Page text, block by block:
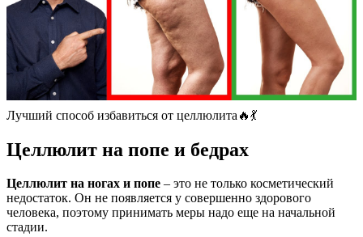
Лучший способ избавиться от целлюлита🔥💃
Целлюлит на попе и бедрах
Целлюлит на ногах и попе – это не только косметический
недостаток. Он не появляется у совершенно здорового
человека, поэтому принимать меры надо еще на начальной
стадии.